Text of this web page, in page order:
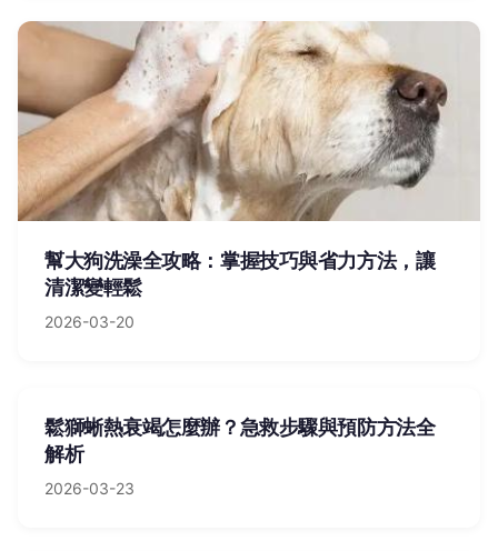
幫大狗洗澡全攻略：掌握技巧與省力方法，讓
清潔變輕鬆
2026-03-20
鬆獅蜥熱衰竭怎麼辦？急救步驟與預防方法全
解析
2026-03-23